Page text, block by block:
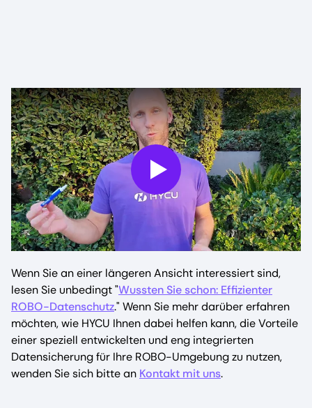
Play
Wenn Sie an einer längeren Ansicht interessiert sind,
lesen Sie unbedingt "Wussten Sie schon: Effizienter
ROBO-Datenschutz." Wenn Sie mehr darüber erfahren
möchten, wie HYCU Ihnen dabei helfen kann, die Vorteile
einer speziell entwickelten und eng integrierten
Datensicherung für Ihre ROBO-Umgebung zu nutzen,
wenden Sie sich bitte an Kontakt mit uns.